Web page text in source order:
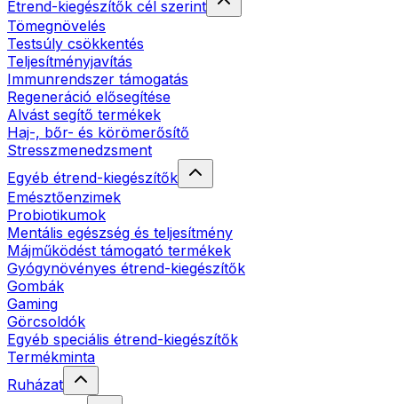
Étrend-kiegészítők cél szerint
Tömegnövelés
Testsúly csökkentés
Teljesítményjavítás
Immunrendszer támogatás
Regeneráció elősegítése
Alvást segítő termékek
Haj-, bőr- és körömerősítő
Stresszmenedzsment
Egyéb étrend-kiegészítők
Emésztőenzimek
Probiotikumok
Mentális egészség és teljesítmény
Májműködést támogató termékek
Gyógynövényes étrend-kiegészítők
Gombák
Gaming
Görcsoldók
Egyéb speciális étrend-kiegészítők
Termékminta
Ruházat